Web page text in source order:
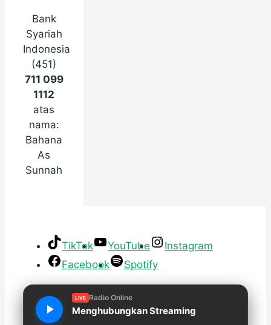
Bank
Syariah
Indonesia
(451)
711 099
1112
atas
nama:
Bahana
As
Sunnah
TikTok YouTube
Instagram
Facebook
Spotify
LIVE Radio Online
Menghubungkan Streaming